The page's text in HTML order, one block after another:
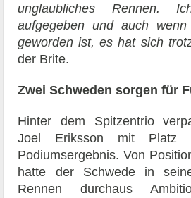
unglaubliches Rennen.
aufgegeben und auch
geworden ist, es hat sich
der Brite.
Zwei Schweden sorgen für
Hinter dem Spitzentrio
Joel Eriksson mit Platz
Podiumsergebnis. Von
hatte der Schwede in
Rennen durchaus